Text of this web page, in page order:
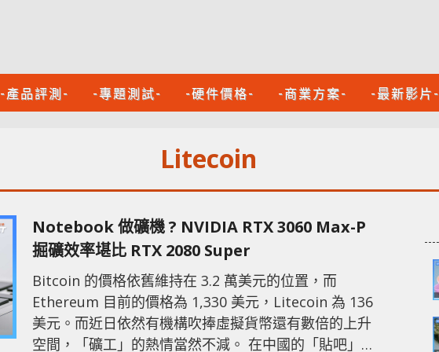
-產品評測- -專題測試- -硬件價格- -商業方案- -最新影片-
Litecoin
Notebook 做礦機 ? NVIDIA RTX 3060 Max-P
掘礦效率堪比 RTX 2080 Super
Bitcoin 的價格依舊維持在 3.2 萬美元的位置，而
Ethereum 目前的價格為 1,330 美元，Litecoin 為 136
美元。而近日依然有機構吹捧虛擬貨幣還有數倍的上升
空間，「礦工」的熱情當然不減。 在中國的「貼吧」有